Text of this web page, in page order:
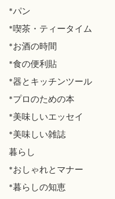
*パン
*喫茶・ティータイム
*お酒の時間
*食の便利貼
*器とキッチンツール
*プロのための本
*美味しいエッセイ
*美味しい雑誌
暮らし
*おしゃれとマナー
*暮らしの知恵